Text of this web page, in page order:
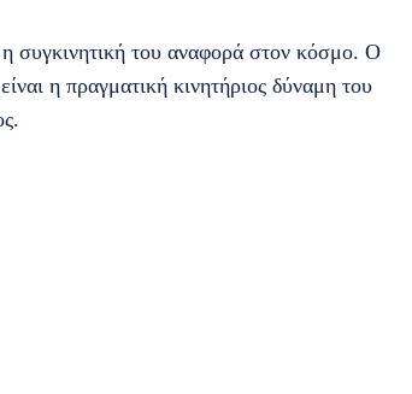
συγκινητική του αναφορά στον κόσμο. Ο
η πραγματική κινητήριος δύναμη του